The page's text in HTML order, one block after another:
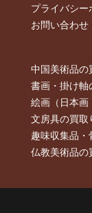
プライバシー
お問い合わせ
中国美術品の
書画・掛け軸
絵画（日本画
文房具の買取
趣味収集品・
仏教美術品の